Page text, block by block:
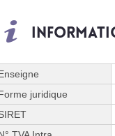
juridique